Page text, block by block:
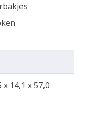
14,1 x 57,0